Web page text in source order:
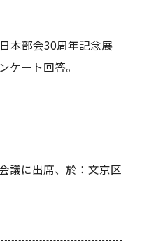
本部会30周年記念展
ケート回答。
議に出席、於：文京区